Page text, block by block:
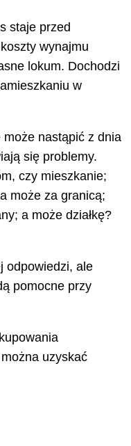
staje przed
wynajmu
lokum. Dochodzi
w
nastąpić z dnia
się problemy.
czy mieszkanie;
może za granicą;
a może działkę?
odpowiedzi, ale
pomocne przy
uzyskać